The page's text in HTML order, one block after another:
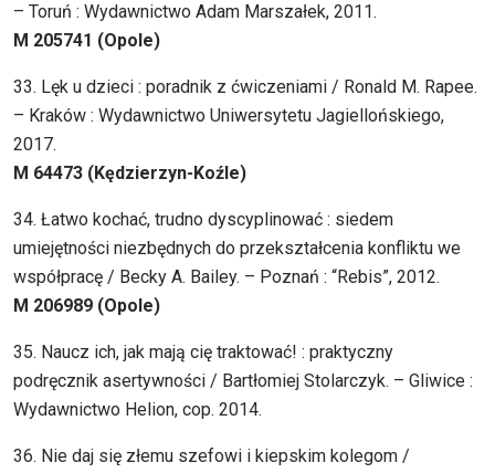
– Toruń : Wydawnictwo Adam Marszałek, 2011.
M 205741 (Opole)
33. Lęk u dzieci : poradnik z ćwiczeniami / Ronald M. Rapee.
– Kraków : Wydawnictwo Uniwersytetu Jagiellońskiego,
2017.
M 64473 (Kędzierzyn-Koźle)
34. Łatwo kochać, trudno dyscyplinować : siedem
umiejętności niezbędnych do przekształcenia konfliktu we
współpracę / Becky A. Bailey. – Poznań : “Rebis”, 2012.
M 206989 (Opole)
35. Naucz ich, jak mają cię traktować! : praktyczny
podręcznik asertywności / Bartłomiej Stolarczyk. – Gliwice :
Wydawnictwo Helion, cop. 2014.
36. Nie daj się złemu szefowi i kiepskim kolegom /